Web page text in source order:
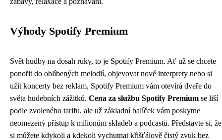
Výhody Spotify Premium
Svět hudby na dosah ruky, to je Spotify Premium. Ať už se chcete
ponořit do oblíbených melodií, objevovat nové interprety nebo si
užít koncerty bez reklam, Spotify Premium vám otevírá dveře do
světa hudebních zážitků. Cena za službu Spotify Premium se liší
podle zvoleného tarifu, ale už základní balíček vám poskytne
neomezený přístup k milionům skladeb a podcastů. Představte si, že
si můžete kdykoli a kdekoli vychutnat křišťálově čistý zvuk bez